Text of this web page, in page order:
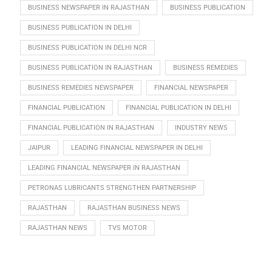
BUSINESS NEWSPAPER IN RAJASTHAN BUSINESS PUBLICATION
BUSINESS PUBLICATION IN DELHI
BUSINESS PUBLICATION IN DELHI NCR
BUSINESS PUBLICATION IN RAJASTHAN BUSINESS REMEDIES
BUSINESS REMEDIES NEWSPAPER FINANCIAL NEWSPAPER
FINANCIAL PUBLICATION FINANCIAL PUBLICATION IN DELHI
FINANCIAL PUBLICATION IN RAJASTHAN INDUSTRY NEWS
JAIPUR LEADING FINANCIAL NEWSPAPER IN DELHI
LEADING FINANCIAL NEWSPAPER IN RAJASTHAN
PETRONAS LUBRICANTS STRENGTHEN PARTNERSHIP
RAJASTHAN RAJASTHAN BUSINESS NEWS
RAJASTHAN NEWS TVS MOTOR